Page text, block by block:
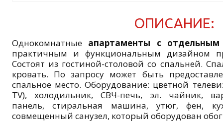
ОПИСАНИЕ:
Однокомнатные апартаменты с
практичным и функциональным дизайном
Состоят из гостиной-столовой со спальней.
кровать. По запросу может быть
спальное место. Оборудование: цветной
TV), холодильник, СВЧ-печь, эл. чайник,
панель, стиральная машина, утюг, фен,
совмещенный санузел, который оборудован